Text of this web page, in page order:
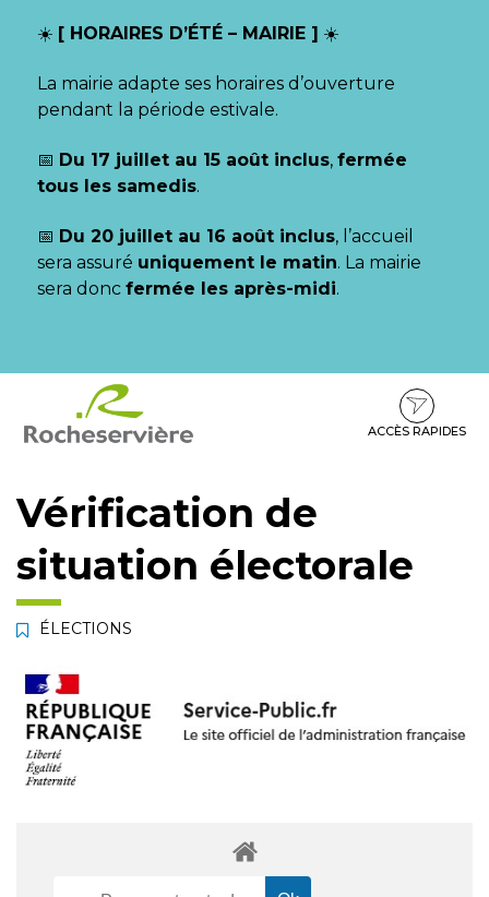
☀️ [ HORAIRES D’ÉTÉ – MAIRIE ] ☀️
La mairie adapte ses horaires d’ouverture
pendant la période estivale.
📅 Du 17 juillet au 15 août inclus, fermée
tous les samedis.
📅 Du 20 juillet au 16 août inclus, l’accueil
sera assuré uniquement le matin. La mairie
sera donc fermée les après-midi.
contenu
pied
ACCÈS RAPIDES
Vérification de
situation électorale
ÉLECTIONS